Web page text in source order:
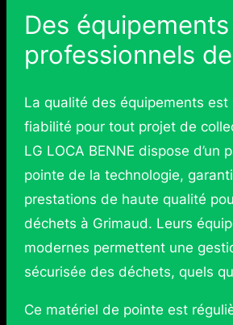
Des équipements
professionnels
La qualité des équipements est
fiabilité pour tout projet de
LG LOCA BENNE dispose d’un
pointe de la technologie,
prestations de haute qualité
déchets à Grimaud. Leurs
modernes permettent une
sécurisée des déchets, quels
Ce matériel de pointe est